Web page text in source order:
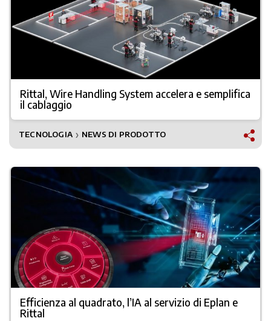
Rittal, Wire Handling System accelera e semplifica
il cablaggio
TECNOLOGIA ❯ NEWS DI PRODOTTO
Efficienza al quadrato, l’IA al servizio di Eplan e
Rittal